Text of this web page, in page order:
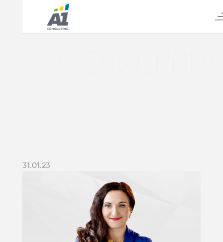
31.01.23